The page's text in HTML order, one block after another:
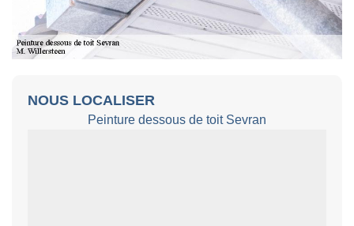
NOUS LOCALISER
Peinture dessous de toit Sevran